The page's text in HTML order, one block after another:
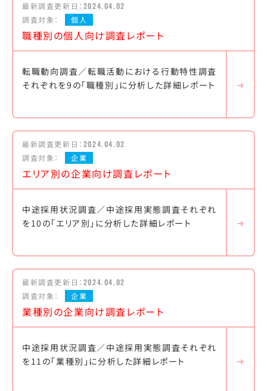
最新調査更新日： 2024.04.02
調査対象：
個人
職種別の個人向け調査レポート
転職動向調査／転職活動における行動特性調査
それぞれを9の「職種別」に分析した詳細レポート
最新調査更新日： 2024.04.02
調査対象：
企業
エリア別の企業向け調査レポート
中途採用状況調査／中途採用実態調査それぞれ
を10の「エリア別」に分析した詳細レポート
最新調査更新日： 2024.04.02
調査対象：
企業
業種別の企業向け調査レポート
中途採用状況調査／中途採用実態調査それぞれ
を11の「業種別」に分析した詳細レポート